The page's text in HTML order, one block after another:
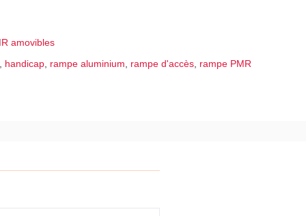
amovibles
handicap rampe aluminium rampe d'accès rampe PMR